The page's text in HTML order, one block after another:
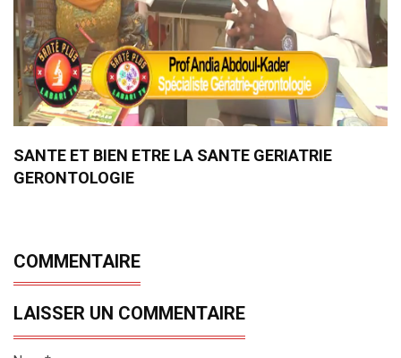
SANTE ET BIEN ETRE LA SANTE GERIATRIE
GERONTOLOGIE
COMMENTAIRE
LAISSER UN COMMENTAIRE